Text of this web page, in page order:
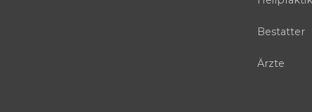
Bestatter
Ärzte